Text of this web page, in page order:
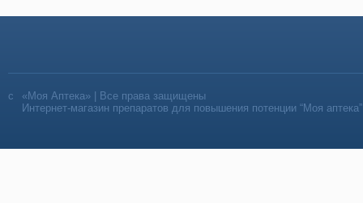
«Моя Аптека» | Все права защищены
Интернет-магазин препаратов для повышения потенции “Моя